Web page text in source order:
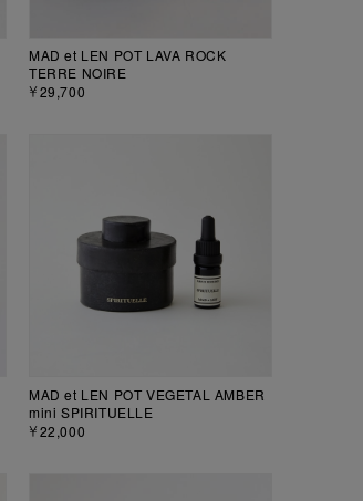
MAD et LEN POT LAVA ROCK
TERRE NOIRE
￥29,700
MAD et LEN POT VEGETAL AMBER
mini SPIRITUELLE
￥22,000